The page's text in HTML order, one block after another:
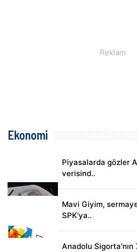
Ekonomi
Piyasalarda gözler
verisind..
Mavi Giyim,
SPK'ya..
Anadolu Sigorta'nın